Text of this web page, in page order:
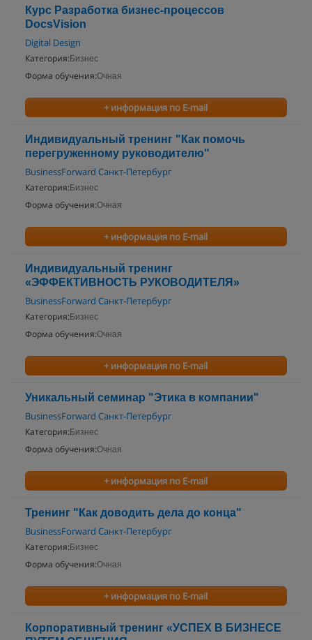
Курс Разработка бизнес-процессов
DocsVision
Digital Design
Категория: Бизнес
Форма обучения:Очная
+ информация по E-mail
Индивидуальный тренинг "Как помочь
перегруженному руководителю"
BusinessForward Санкт-Петербург
Категория: Бизнес
Форма обучения:Очная
+ информация по E-mail
Индивидуальный тренинг
«ЭФФЕКТИВНОСТЬ РУКОВОДИТЕЛЯ»
BusinessForward Санкт-Петербург
Категория: Бизнес
Форма обучения:Очная
+ информация по E-mail
Уникальный семинар "Этика в компании"
BusinessForward Санкт-Петербург
Категория: Бизнес
Форма обучения:Очная
+ информация по E-mail
Тренинг "Как доводить дела до конца"
BusinessForward Санкт-Петербург
Категория: Бизнес
Форма обучения:Очная
+ информация по E-mail
Корпоративный тренинг «УСПЕХ В БИЗНЕСЕ